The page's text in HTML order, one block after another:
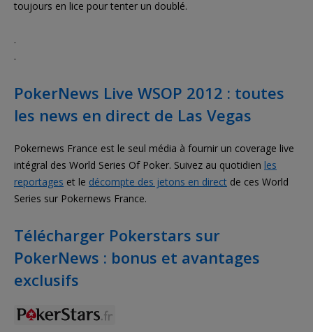
toujours en lice pour tenter un doublé.
.
.
PokerNews Live WSOP 2012 : toutes
les news en direct de Las Vegas
Pokernews France est le seul média à fournir un coverage live
intégral des World Series Of Poker. Suivez au quotidien les
reportages et le décompte des jetons en direct de ces World
Series sur Pokernews France.
Télécharger Pokerstars sur
PokerNews : bonus et avantages
exclusifs